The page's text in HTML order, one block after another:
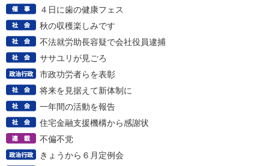
４日に歯の健康フェス
秋の収穫楽しみです
不法就労助長容疑で会社役員逮捕
ササユリが見ごろ
市政功労者らを表彰
将来を見据えて新体制に
一年間の活動を報告
住宅金融支援機構から感謝状
不偏不党
きょうから６月定例会